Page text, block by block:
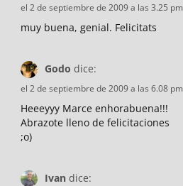
el 2 de septiembre de 2009 a las 3.25 pm
muy buena, genial. Felicitats
Godo dice:
el 2 de septiembre de 2009 a las 6.08 pm
Heeeyyy Marce enhorabuena!!!
Abrazote lleno de felicitaciones
;o)
Ivan dice: